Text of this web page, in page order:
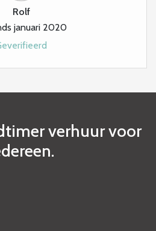
Rolf
januari 2020
verhuur voor